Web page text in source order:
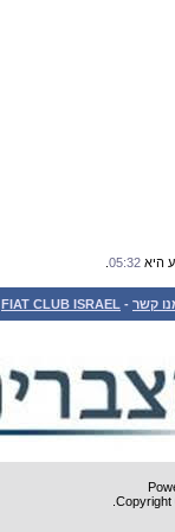
05:32
קשר -
FIAT CLUB ISRAEL
Copyright